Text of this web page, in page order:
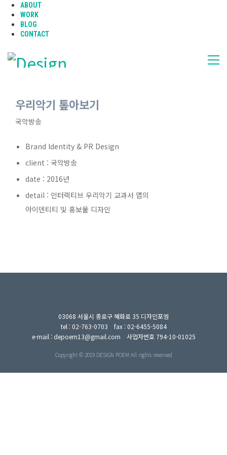
ABOUT
WORK
BLOG
CONTACT
우리악기 톺아보기
국악방송
Brand Identity & PR Design
client : 국악방송
date : 2016년
detail : 인터렉티브 우리악기 교과서 앱의
아이덴티티 및 홍보물 디자인
03068 서울시 종로구 혜화로 35 디자인포엠
tel : 02-763-0703 fax : 02-6455-5084
e-mail : depoem13@gmail.com 사업자번호 794-10-01025
Copyright © 2019 DESIGN POEM All rights reserved